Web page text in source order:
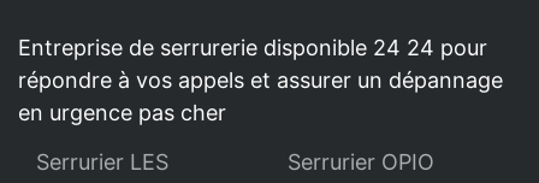
Entreprise de serrurerie disponible 24 24 pour
répondre à vos appels et assurer un dépannage
en urgence pas cher
Serrurier LES
Serrurier OPIO